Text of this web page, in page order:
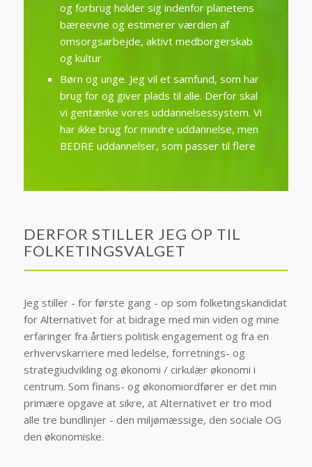
og forbrug holder sig indenfor planetens
bæreevne og estimerer værdien af
omsorgsarbejde, aktivt medborgerskab
og kultur
Børn og unge. Jeg vil et samfund, som har
brug for og giver plads til alle. Derfor skal
vi gentænke vores uddannelsessystem. Vi
har ikke brug for mindre uddannelse, men
BEDRE uddannelser, som passer til flere
DERFOR STILLER JEG OP TIL
FOLKETINGSVALGET
Jeg stiller - for første gang - op som folketingskandidat
for Alternativet for at bidrage med min viden og mine
erfaringer fra årtiers politisk engagement og fra en
erhvervskarriere med ledelse, forretnings- og
strategiudvikling og økonomi / cirkulær økonomi i
centrum. Som finans- og økonomiordfører er det min
primære opgave at sikre, at Alternativet er tro mod
alle tre bundlinjer - den miljømæssige, den sociale OG
den økonomiske.